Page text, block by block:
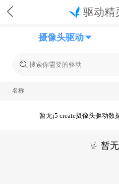
驱动精
摄像头驱动
名称
暂无j5 create摄像头驱动数
暂